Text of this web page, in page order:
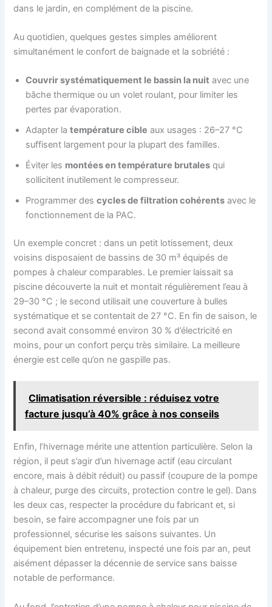
dans le jardin, en complément de la piscine.
Au quotidien, quelques gestes simples améliorent
simultanément le confort de baignade et la sobriété :
Couvrir systématiquement le bassin la nuit avec une
bâche thermique ou un volet roulant, pour limiter les
pertes par évaporation.
Adapter latempérature cible aux usages : 26–27 °C
suffisent largement pour la plupart des familles.
Éviter les montées en température brutales qui
sollicitent inutilement le compresseur.
Programmer descycles de filtration cohérents avec le
fonctionnement de la PAC.
Un exemple concret : dans un petit lotissement, deux
voisins disposaient de bassins de 30 m³ équipés de
pompes à chaleur comparables. Le premier laissait sa
piscine découverte la nuit et montait régulièrement l’eau à
29–30 °C ; le second utilisait une couverture à bulles
systématique et se contentait de 27 °C. En fin de saison, le
second avait consommé environ 30 % d’électricité en
moins, pour un confort perçu très similaire. La meilleure
énergie est celle qu’on ne gaspille pas.
Climatisation réversible : réduisez votre
facture jusqu’à 40% grâce à nos conseils
Enfin, l’hivernage mérite une attention particulière. Selon la
région, il peut s’agir d’un hivernage actif (eau circulant
encore, mais à débit réduit) ou passif (coupure de la pompe
à chaleur, purge des circuits, protection contre le gel). Dans
les deux cas, respecter la procédure du fabricant et, si
besoin, se faire accompagner une fois par un
professionnel, sécurise les saisons suivantes. Un
équipement bien entretenu, inspecté une fois par an, peut
aisément dépasser la décennie de service sans baisse
notable de performance.